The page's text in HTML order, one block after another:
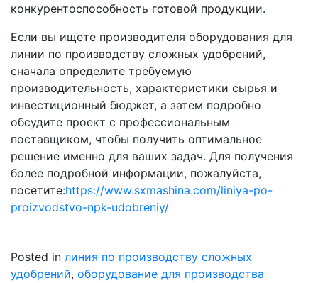
конкурентоспособность готовой продукции.
Если вы ищете производителя оборудования для
линии по производству сложных удобрений,
сначала определите требуемую
производительность, характеристики сырья и
инвестиционный бюджет, а затем подробно
обсудите проект с профессиональным
поставщиком, чтобы получить оптимальное
решение именно для ваших задач. Для получения
более подробной информации, пожалуйста,
посетите:https://www.sxmashina.com/liniya-po-
proizvodstvo-npk-udobreniy/
Posted in линия по производству сложных
удобрений, оборудование для производства